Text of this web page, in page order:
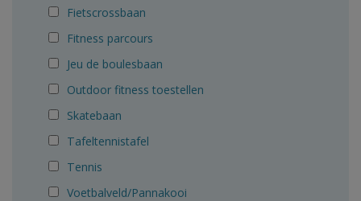
Fietscrossbaan
Fitness parcours
Jeu de boulesbaan
Outdoor fitness toestellen
Skatebaan
Tafeltennistafel
Tennis
Voetbalveld/Pannakooi